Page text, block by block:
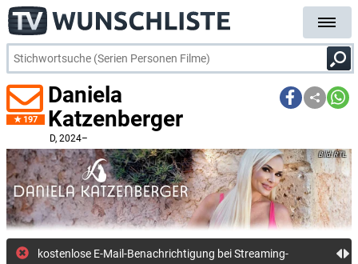
197
Daniela
Katzenberger
D, 2024–
RTL